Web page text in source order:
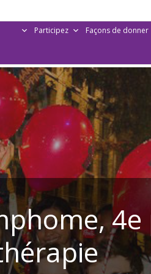
Participez Façons de donner